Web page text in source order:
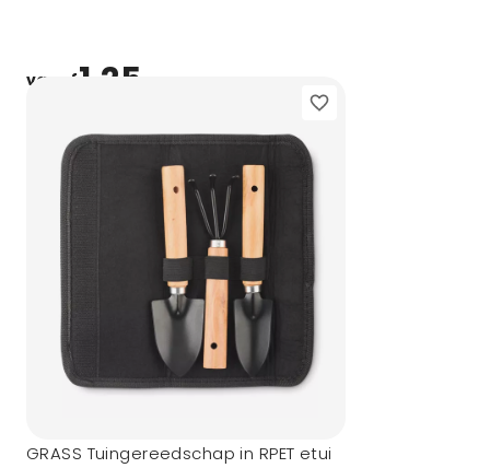
vanaf1,25
GRASS Tuingereedschap in RPET etui